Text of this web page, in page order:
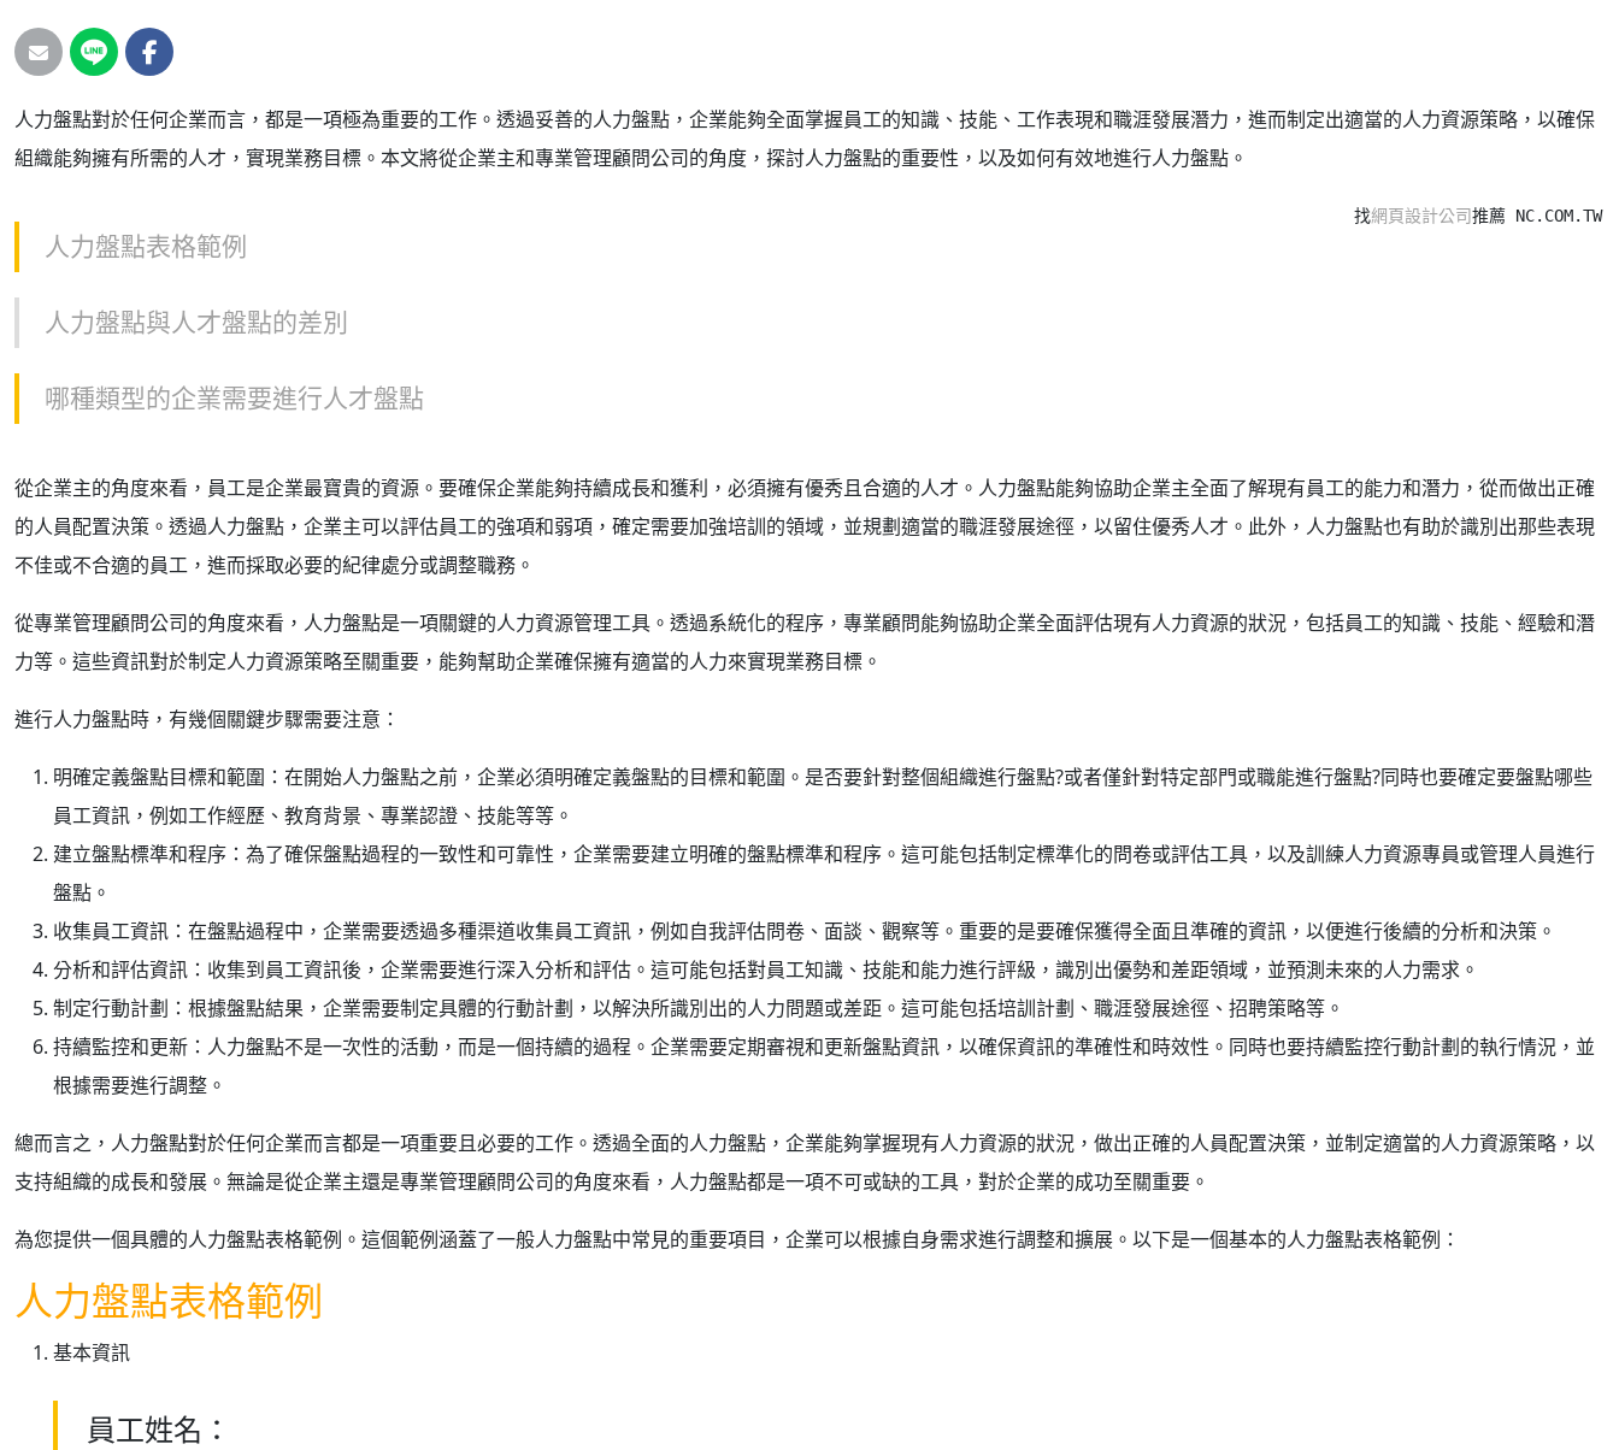
人力盤點對於任何企業而言，都是一項極為重要的工作。透過妥善的人力盤點，企業能夠全面掌握員工的知識、技能、工作表現和職涯發展潛力，進而制定出適當的人力資源策略，以確保
組織能夠擁有所需的人才，實現業務目標。本文將從企業主和專業管理顧問公司的角度，探討人力盤點的重要性，以及如何有效地進行人力盤點。
找網頁設計公司推薦 NC.COM.TW
人力盤點表格範例
人力盤點與人才盤點的差別
哪種類型的企業需要進行人才盤點
從企業主的角度來看，員工是企業最寶貴的資源。要確保企業能夠持續成長和獲利，必須擁有優秀且合適的人才。人力盤點能夠協助企業主全面了解現有員工的能力和潛力，從而做出正確
的人員配置決策。透過人力盤點，企業主可以評估員工的強項和弱項，確定需要加強培訓的領域，並規劃適當的職涯發展途徑，以留住優秀人才。此外，人力盤點也有助於識別出那些表現
不佳或不合適的員工，進而採取必要的紀律處分或調整職務。
從專業管理顧問公司的角度來看，人力盤點是一項關鍵的人力資源管理工具。透過系統化的程序，專業顧問能夠協助企業全面評估現有人力資源的狀況，包括員工的知識、技能、經驗和潛
力等。這些資訊對於制定人力資源策略至關重要，能夠幫助企業確保擁有適當的人力來實現業務目標。
進行人力盤點時，有幾個關鍵步驟需要注意：
明確定義盤點目標和範圍：在開始人力盤點之前，企業必須明確定義盤點的目標和範圍。是否要針對整個組織進行盤點?或者僅針對特定部門或職能進行盤點?同時也要確定要盤點哪些
員工資訊，例如工作經歷、教育背景、專業認證、技能等等。
建立盤點標準和程序：為了確保盤點過程的一致性和可靠性，企業需要建立明確的盤點標準和程序。這可能包括制定標準化的問卷或評估工具，以及訓練人力資源專員或管理人員進行
盤點。
收集員工資訊：在盤點過程中，企業需要透過多種渠道收集員工資訊，例如自我評估問卷、面談、觀察等。重要的是要確保獲得全面且準確的資訊，以便進行後續的分析和決策。
分析和評估資訊：收集到員工資訊後，企業需要進行深入分析和評估。這可能包括對員工知識、技能和能力進行評級，識別出優勢和差距領域，並預測未來的人力需求。
制定行動計劃：根據盤點結果，企業需要制定具體的行動計劃，以解決所識別出的人力問題或差距。這可能包括培訓計劃、職涯發展途徑、招聘策略等。
持續監控和更新：人力盤點不是一次性的活動，而是一個持續的過程。企業需要定期審視和更新盤點資訊，以確保資訊的準確性和時效性。同時也要持續監控行動計劃的執行情況，並
根據需要進行調整。
總而言之，人力盤點對於任何企業而言都是一項重要且必要的工作。透過全面的人力盤點，企業能夠掌握現有人力資源的狀況，做出正確的人員配置決策，並制定適當的人力資源策略，以
支持組織的成長和發展。無論是從企業主還是專業管理顧問公司的角度來看，人力盤點都是一項不可或缺的工具，對於企業的成功至關重要。
為您提供一個具體的人力盤點表格範例。這個範例涵蓋了一般人力盤點中常見的重要項目，企業可以根據自身需求進行調整和擴展。以下是一個基本的人力盤點表格範例：
人力盤點表格範例
基本資訊
員工姓名：